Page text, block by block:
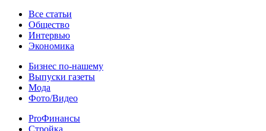
Статьи
Все статьи
Общество
Интервью
Экономика
Разное
Бизнес по-нашему
Выпуски газеты
Мода
Фото/Видео
Pro
ProФинансы